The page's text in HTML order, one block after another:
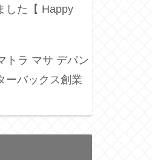
した【 Happy
トラ マサ デパン
ーバックス創業